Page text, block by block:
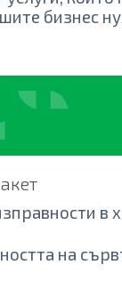
бизнес
в
на